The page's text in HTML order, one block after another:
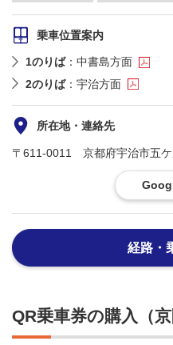
乗車位置案内
1のりば：中書島方面
2のりば：宇治方面
所在地・連絡先
〒611-0011 京都府宇治市五
経路・
QR乗車券の購入（京